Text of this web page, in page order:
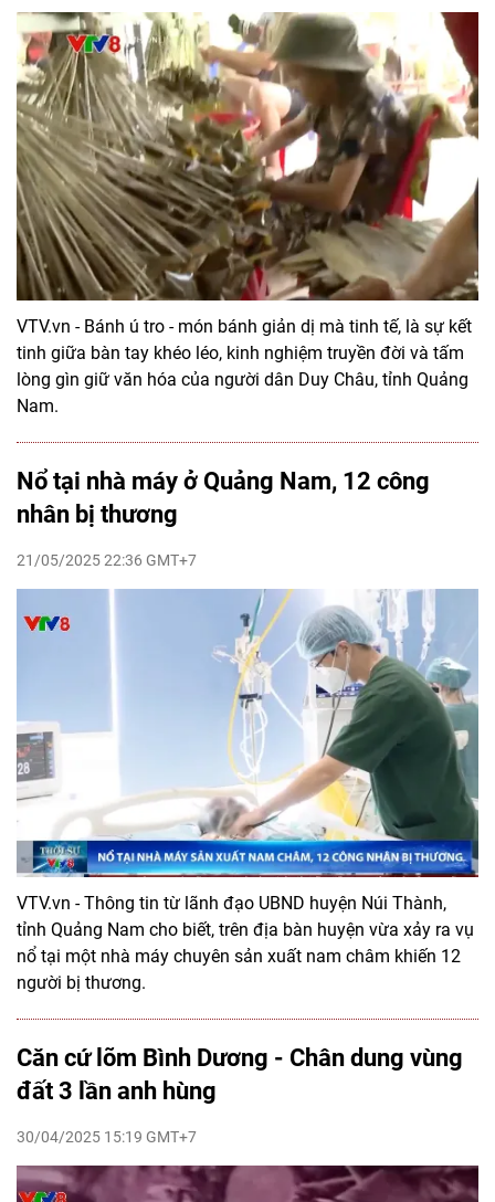
VTV.vn - Bánh ú tro - món bánh giản dị mà tinh tế, là sự kết
tinh giữa bàn tay khéo léo, kinh nghiệm truyền đời và tấm
lòng gìn giữ văn hóa của người dân Duy Châu, tỉnh Quảng
Nam.
Nổ tại nhà máy ở Quảng Nam, 12 công
nhân bị thương
21/05/2025 22:36 GMT+7
VTV.vn - Thông tin từ lãnh đạo UBND huyện Núi Thành,
tỉnh Quảng Nam cho biết, trên địa bàn huyện vừa xảy ra vụ
nổ tại một nhà máy chuyên sản xuất nam châm khiến 12
người bị thương.
Căn cứ lõm Bình Dương - Chân dung vùng
đất 3 lần anh hùng
30/04/2025 15:19 GMT+7